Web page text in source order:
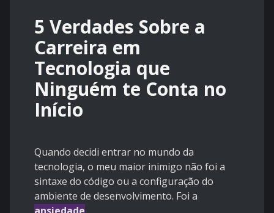
5 Verdades Sobre a
Carreira em
Tecnologia que
Ninguém te Conta no
Início
Quando decidi entrar no mundo da
tecnologia, o meu maior inimigo não foi a
sintaxe do código ou a configuração do
ambiente de desenvolvimento. Foi a